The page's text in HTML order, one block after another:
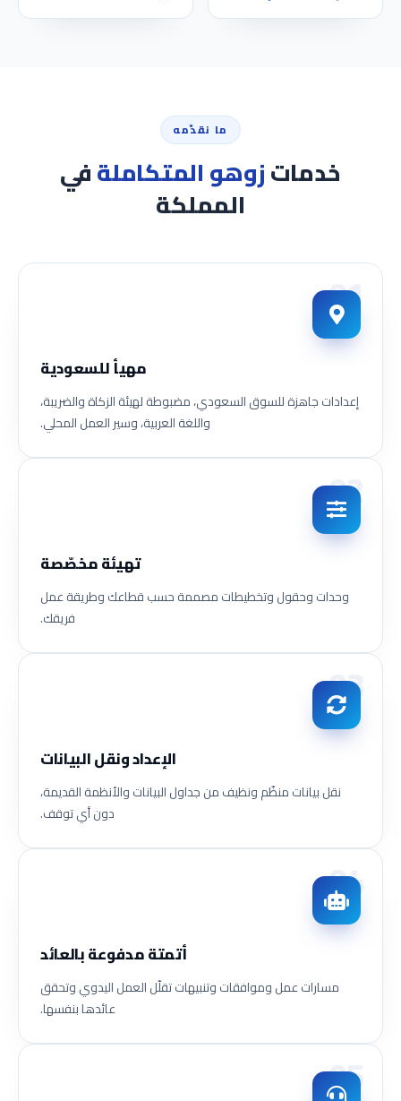
ما نقدّمه
خدماتزوهو المتكاملةفي
المملكة
01
مهيأ للسعودية
إعدادات جاهزة للسوق السعودي، مضبوطة لهيئة الزكاة والضريبة،
واللغة العربية، وسير العمل المحلي.
02
تهيئة مخصّصة
وحدات وحقول وتخطيطات مصممة حسب قطاعك وطريقة عمل
فريقك.
03
الإعداد ونقل البيانات
نقل بيانات منظّم ونظيف من جداول البيانات والأنظمة القديمة،
دون أي توقف.
04
أتمتة مدفوعة بالعائد
مسارات عمل وموافقات وتنبيهات تقلّل العمل اليدوي وتحقق
عائدها بنفسها.
05